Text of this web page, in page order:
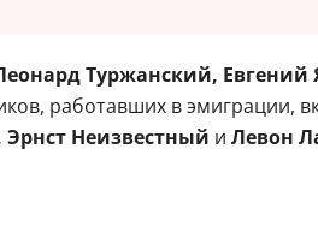
Туржанский, Евгений
работавших в эмиграции,
Неизвестный и Левон